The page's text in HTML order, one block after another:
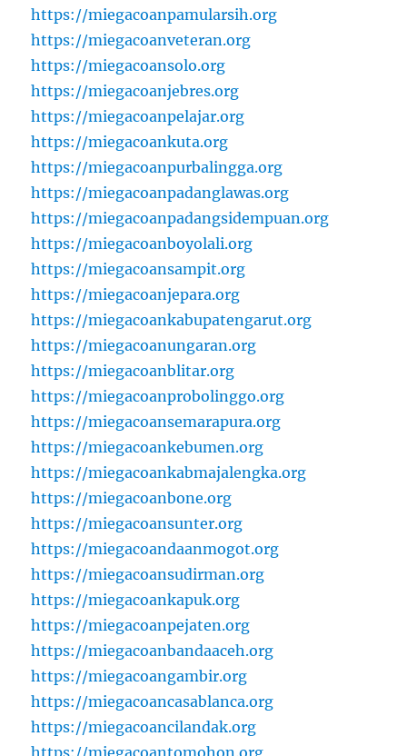
https://miegacoanpamularsih.org
https://miegacoanveteran.org
https://miegacoansolo.org
https://miegacoanjebres.org
https://miegacoanpelajar.org
https://miegacoankuta.org
https://miegacoanpurbalingga.org
https://miegacoanpadanglawas.org
https://miegacoanpadangsidempuan.org
https://miegacoanboyolali.org
https://miegacoansampit.org
https://miegacoanjepara.org
https://miegacoankabupatengarut.org
https://miegacoanungaran.org
https://miegacoanblitar.org
https://miegacoanprobolinggo.org
https://miegacoansemarapura.org
https://miegacoankebumen.org
https://miegacoankabmajalengka.org
https://miegacoanbone.org
https://miegacoansunter.org
https://miegacoandaanmogot.org
https://miegacoansudirman.org
https://miegacoankapuk.org
https://miegacoanpejaten.org
https://miegacoanbandaaceh.org
https://miegacoangambir.org
https://miegacoancasablanca.org
https://miegacoancilandak.org